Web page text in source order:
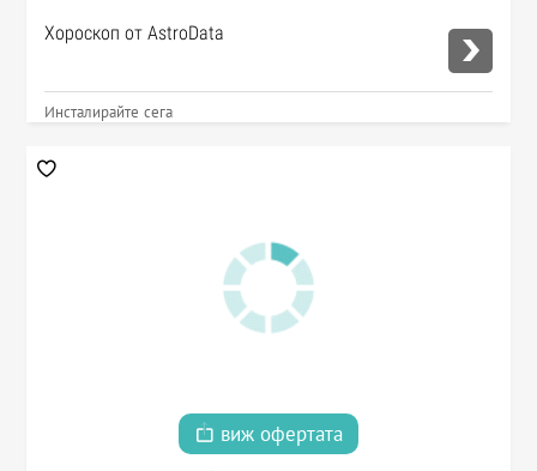
Хороскоп от AstroData
Инсталирайте сега
виж офертата